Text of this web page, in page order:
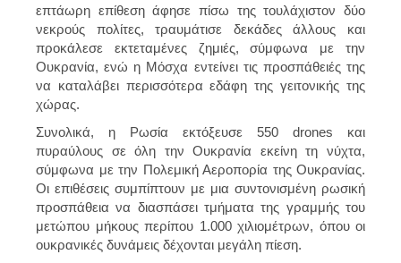
επτάωρη επίθεση άφησε πίσω της τουλάχιστον δύο
νεκρούς πολίτες, τραυμάτισε δεκάδες άλλους και
προκάλεσε εκτεταμένες ζημιές, σύμφωνα με την
Ουκρανία, ενώ η Μόσχα εντείνει τις προσπάθειές της
να καταλάβει περισσότερα εδάφη της γειτονικής της
χώρας.
Συνολικά, η Ρωσία εκτόξευσε 550 drones και
πυραύλους σε όλη την Ουκρανία εκείνη τη νύχτα,
σύμφωνα με την Πολεμική Αεροπορία της Ουκρανίας.
Οι επιθέσεις συμπίπτουν με μια συντονισμένη ρωσική
προσπάθεια να διασπάσει τμήματα της γραμμής του
μετώπου μήκους περίπου 1.000 χιλιομέτρων, όπου οι
ουκρανικές δυνάμεις δέχονται μεγάλη πίεση.